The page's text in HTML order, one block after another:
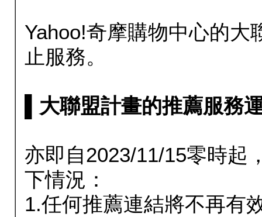
Yahoo!奇摩購物中心的大
止服務。
▌大聯盟計畫的推薦服務
亦即自2023/11/15零時起
下情況：
1.任何推薦連結將不再有